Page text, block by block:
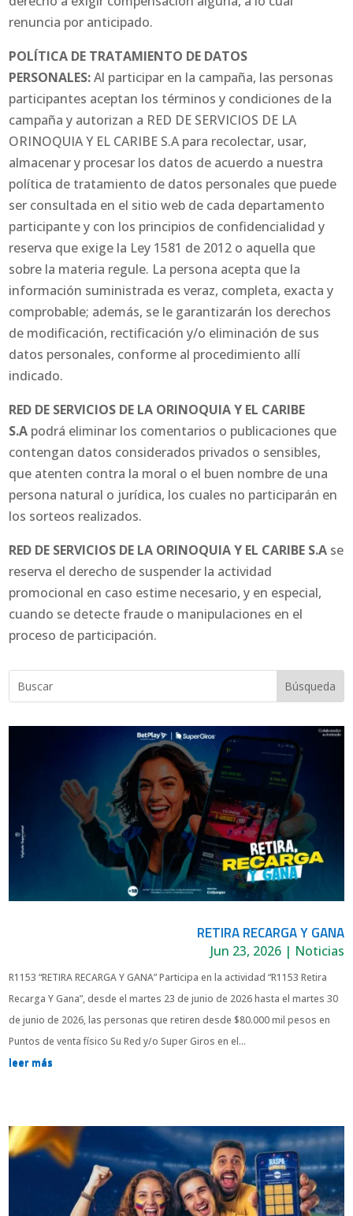
renuncia por anticipado.
POLÍTICA DE TRATAMIENTO DE DATOS
PERSONALES:Al participar en la campaña, las personas
participantes aceptan los términos y condiciones de la
campaña y autorizan a RED DE SERVICIOS DE LA
ORINOQUIA Y EL CARIBE S.A para recolectar, usar,
almacenar y procesar los datos de acuerdo a nuestra
política de tratamiento de datos personales que puede
ser consultada en el sitio web de cada departamento
participante y con los principios de confidencialidad y
reserva que exige la Ley 1581 de 2012 o aquella que
sobre la materia regule. La persona acepta que la
información suministrada es veraz, completa, exacta y
comprobable; además, se le garantizarán los derechos
de modificación, rectificación y/o eliminación de sus
datos personales, conforme al procedimiento allí
indicado.
RED DE SERVICIOS DE LA ORINOQUIA Y EL CARIBE
S.A podrá eliminar los comentarios o publicaciones que
contengan datos considerados privados o sensibles,
que atenten contra la moral o el buen nombre de una
persona natural o jurídica, los cuales no participarán en
los sorteos realizados.
RED DE SERVICIOS DE LA ORINOQUIA Y EL CARIBE S.A se
reserva el derecho de suspender la actividad
promocional en caso estime necesario, y en especial,
cuando se detecte fraude o manipulaciones en el
proceso de participación.
RETIRA RECARGA Y GANA
Jun 23, 2026| Noticias
R1153 “RETIRA RECARGA Y GANA” Participa en la actividad “R1153 Retira
Recarga Y Gana”, desde el martes 23 de junio de 2026 hasta el martes 30
de junio de 2026, las personas que retiren desde $80.000 mil pesos en
Puntos de venta físico Su Red y/o Super Giros en el...
leer más